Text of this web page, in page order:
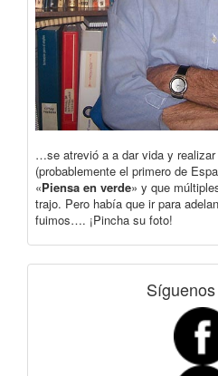
…se atrevió a a dar vida y
(probablemente el primero de
«Piensa en verde» y que
trajo. Pero había que ir para
fuimos…. ¡Pincha su foto!